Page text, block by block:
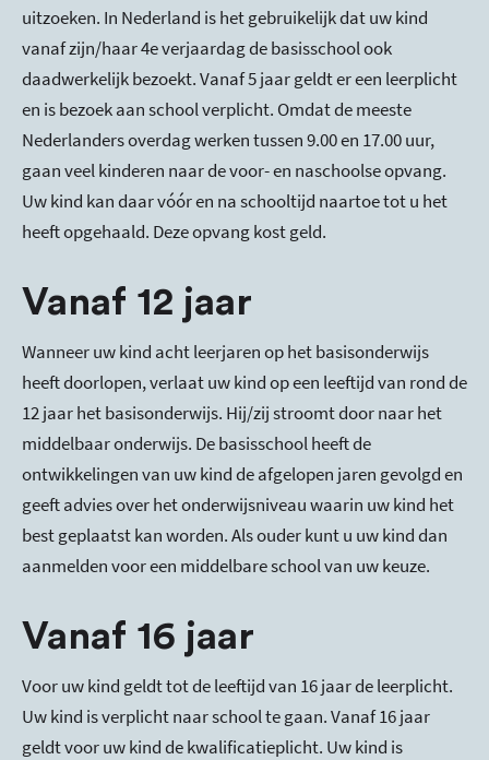
uitzoeken. In Nederland is het gebruikelijk dat uw kind
vanaf zijn/haar 4e verjaardag de basisschool ook
daadwerkelijk bezoekt. Vanaf 5 jaar geldt er een leerplicht
en is bezoek aan school verplicht. Omdat de meeste
Nederlanders overdag werken tussen 9.00 en 17.00 uur,
gaan veel kinderen naar de voor- en naschoolse opvang.
Uw kind kan daar vóór en na schooltijd naartoe tot u het
heeft opgehaald. Deze opvang kost geld.
Vanaf 12 jaar
Wanneer uw kind acht leerjaren op het basisonderwijs
heeft doorlopen, verlaat uw kind op een leeftijd van rond de
12 jaar het basisonderwijs. Hij/zij stroomt door naar het
middelbaar onderwijs. De basisschool heeft de
ontwikkelingen van uw kind de afgelopen jaren gevolgd en
geeft advies over het onderwijsniveau waarin uw kind het
best geplaatst kan worden. Als ouder kunt u uw kind dan
aanmelden voor een middelbare school van uw keuze.
Vanaf 16 jaar
Voor uw kind geldt tot de leeftijd van 16 jaar de leerplicht.
Uw kind is verplicht naar school te gaan. Vanaf 16 jaar
geldt voor uw kind de kwalificatieplicht. Uw kind is